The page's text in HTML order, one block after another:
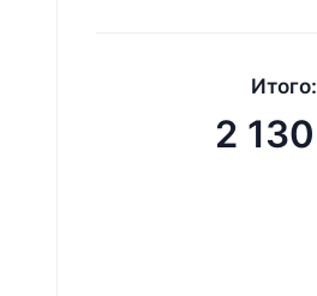
Итого:
2 130